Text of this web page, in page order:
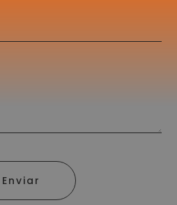
Enviar